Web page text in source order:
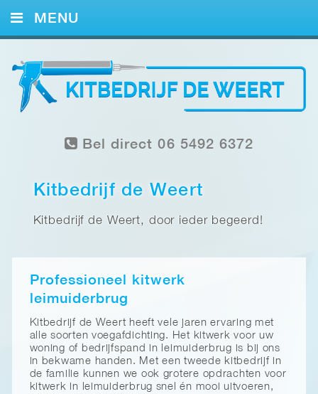
Bel direct 06 5492 6372
MENU
KITWERK
FOTO’S
REFERENTIES
Kitbedrijf de Weert
Kitbedrijf de Weert, door ieder begeerd!
Professioneel kitwerk
leimuiderbrug
Kitbedrijf de Weert heeft vele jaren ervaring met
alle soorten voegafdichting. Het kitwerk voor uw
woning of bedrijfspand in leimuiderbrug is bij ons
in bekwame handen. Met een tweede kitbedrijf in
de familie kunnen we ook grotere opdrachten voor
kitwerk in leimuiderbrug snel én mooi uitvoeren,